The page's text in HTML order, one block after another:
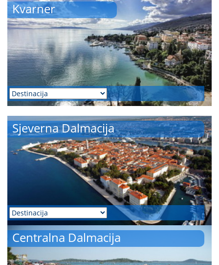
Kvarner
Sjeverna Dalmacija
Centralna Dalmacija